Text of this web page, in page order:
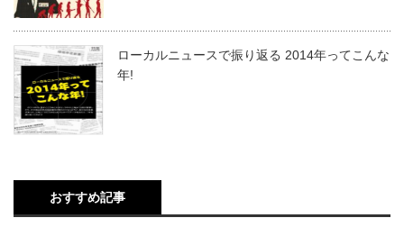
ローカルニュースで振り返る 2014年ってこんな
年!
おすすめ記事